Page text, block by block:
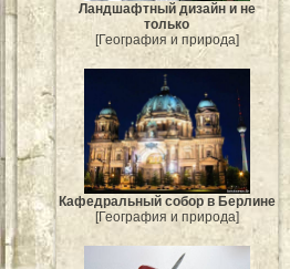
Ландшафтный дизайн и не
только
[География и природа]
Кафедральный собор в Берлине
[География и природа]